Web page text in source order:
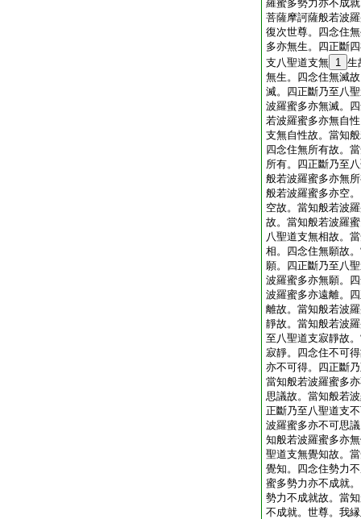
羅蜜多勢力亦不成
菩薩摩訶薩般若波
復次世尊。四念住
多亦無生。四正斷
支八聖道支無 1 生
無生。四念住無滅
滅。四正斷乃至八
波羅蜜多亦無滅。
若波羅蜜多亦無自
支無自性故。當知
四念住無所有故。
所有。四正斷乃至
般若波羅蜜多亦無
般若波羅蜜多亦空
空故。當知般若波
故。當知般若波羅
八聖道支無相故。
相。四念住無願故
願。四正斷乃至八
波羅蜜多亦無願。
波羅蜜多亦遠離。
離故。當知般若波
靜故。當知般若波
至八聖道支寂靜故
寂靜。四念住不可
亦不可得。四正斷
當知般若波羅蜜多
思議故。當知般若
正斷乃至八聖道支
波羅蜜多亦不可思
知般若波羅蜜多亦
聖道支無覺知故。
覺知。四念住勢力
蜜多勢力亦不成就
勢力不成就故。當
不成就。世尊。我